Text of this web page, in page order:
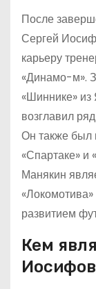
После
Сергей
карьеру
«Динамо-м».
«Шиннике»
возглавил
Он также был
«Спартаке» и
Манякин
развитием
Кем